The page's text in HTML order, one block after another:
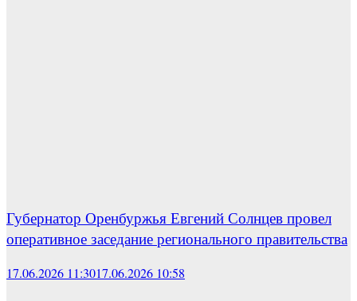
Губернатор Оренбуржья Евгений Солнцев провел
оперативное заседание регионального правительства
17.06.2026 11:3017.06.2026 10:58